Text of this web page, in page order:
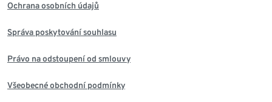
Ochrana osobních údajů
Správa poskytování souhlasu
Právo na odstoupení od smlouvy
Všeobecné obchodní podmínky